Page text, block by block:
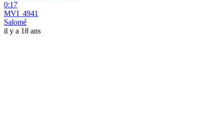
0:17
MVI_4941
Salomé
il y a 18 ans